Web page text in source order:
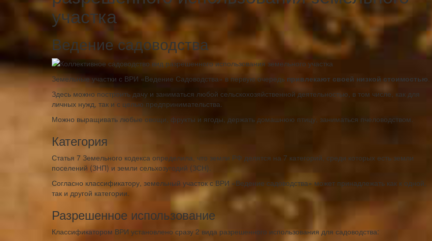
участка
Ведение садоводства
Земельные участки с ВРИ «Ведение Садоводства» в первую очередь привлекают своей низкой стоимостью.
Здесь можно построить дачу и заниматься любой сельскохозяйственной деятельностью, в том числе, как для
личных нужд, так и с целью предпринимательства.
Можно выращивать любые овощи, фрукты и ягоды, держать домашнюю птицу, заниматься пчеловодством.
Категория
Статья 7 Земельного кодекса определила, что земли РФ делятся на 7 категорий, среди которых есть земли
поселений (ЗНП) и земли сельхозугодий (ЗСН).
Согласно классификатору, земельный участок с ВРИ «Ведение садоводства» может принадлежать как к одной,
так и другой категории.
Разрешенное использование
Классификатором ВРИ установлено сразу 2 вида разрешенного использования для садоводства: